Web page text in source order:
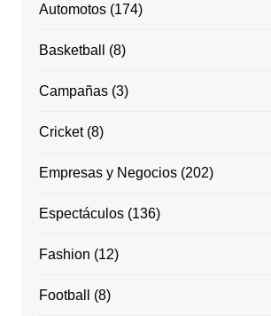
Automotos(174)
Basketball (8)
Campañas(3)
Cricket(8)
Empresas y Negocios(202)
Espectáculos(136)
Fashion (12)
Football (8)